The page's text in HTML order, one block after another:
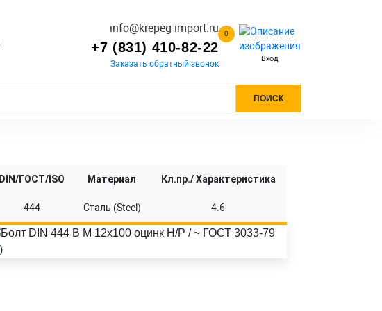
info@krepeg-import.ru
+7 (831) 410-82-22
Заказать обратный звонок
0
Вход
ПОИСК
DIN/ГОСТ/ISO Материал Кл.пр./ Характеристика
444 Сталь (Steel) 4.6